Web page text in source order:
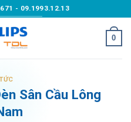
- 09.1993.12.13
0
Sân Cầu Lông